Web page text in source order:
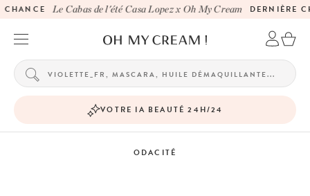
Le Cabas de l'été Casa Lopez x Oh My Cream DERNIÈRE
VOTRE IA BEAUTÉ 24H/24
ODACITÉ